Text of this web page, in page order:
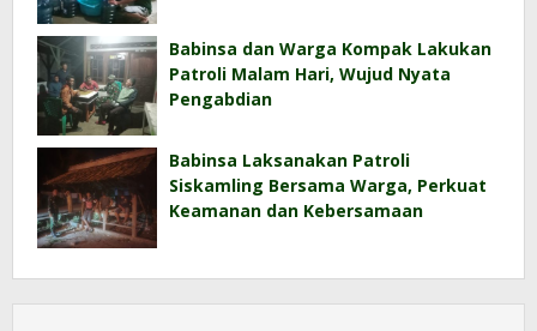
Babinsa dan Warga Kompak Lakukan
Patroli Malam Hari, Wujud Nyata
Pengabdian
Babinsa Laksanakan Patroli
Siskamling Bersama Warga, Perkuat
Keamanan dan Kebersamaan